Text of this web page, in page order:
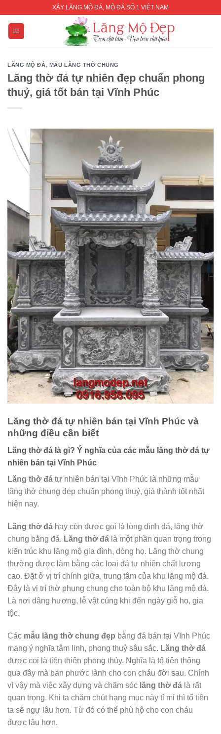
content
XÂY LĂNG MỘ ĐÁ, MỘ ĐÁ SỐ 1 VIỆT NAM
LĂNG MỘ ĐÁ, MẪU LĂNG THỜ CHUNG
Lăng thờ đá tự nhiên đẹp chuẩn phong
thuỷ, giá tốt bán tại Vĩnh Phúc
Lăng thờ đá tự nhiên bán tại Vĩnh Phúc và
những điều cần biết
Lăng thờ đá là gì? Ý nghĩa của các mẫu lăng thờ đá tự
nhiên bán tại Vĩnh Phúc
Lăng thờ đá tự nhiên bán tại Vĩnh Phúc là những mẫu
lăng thờ chung đẹp chuẩn phong thuỷ, giá thành tốt nhất
hiện nay.
Lăng thờ đá hay còn được gọi là long đình đá, lăng thờ
chung bằng đá. Lăng thờ đá là một phần quan trọng trong
kiến trúc khu lăng mộ gia đình, dòng họ. Lăng thờ chung
thường được làm bằng các loại đá tự nhiên chất lượng
cao. Đặt ở vị trí chính giữa, trung tâm của khu lăng mộ đá.
Đây là vị trí thờ phụng chung cho toàn bộ khu lăng mộ đá.
Là nơi dâng hương, lễ vật cúng khi đến ngày giỗ họ, gia
tộc.
Các mẫu lăng thờ chung đẹp bằng đá bán tại Vĩnh Phúc
mang ý nghĩa tâm linh, phong thuỷ sâu sắc. Lăng thờ đá
được coi là tiên thiên phong thủy. Nghĩa là tổ tiên thông
qua đây mà ban phước lành cho con cháu đời sau. Chính
vì vậy mà việc xây dựng và chăm sóc lăng thờ đá là rất
quan trọng. Khi ta chăm chút hạng mục này tỉ mỉ thì tổ tiên
ta sẽ ngự lâu hơn. Từ đó có thể phù hộ cho con cháu
được lâu hơn.